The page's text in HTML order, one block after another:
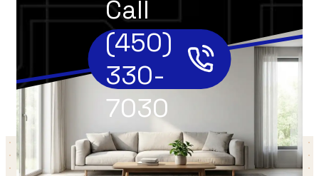
Call
(450)
330-
7030